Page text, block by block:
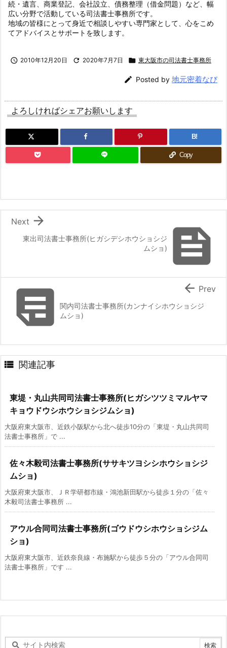
続・遺言、商業登記、会社設立、債務整理（借金問題）など、幅
広い分野で活動している司法書士事務所です。
地域の皆様にとって身近で相談しやすい専門家として、心をこめ
てアドバイスとサポートを致します。
 2010年12月20日  2020年7月7日  東大阪市の司法書士事務所
 Posted by 地元密着なび
よろしければシェアお願いします
B!
Copy

東出司法書士事務所(ヒガシデシホウショシジ
ムショ)

Next
関内司法書士事務所(カンナイシホウショシジ
ムショ)
 Prev
 関連記事
東堤・丸山共同司法書士事務所(ヒガシツツミマルヤマ
キョウドウシホウショシジムショ)
大阪府東大阪市、近鉄小阪駅から北へ徒歩10分の「東堤・丸山共同司
法書士事務所」で ...
佐々木毅司法書士事務所(ササキツヨシシホウショシジ
ムショ)
大阪府東大阪市、ＪＲ学研都市線・鴻池新田駅から徒歩１分の「佐々
木毅司法書士事務所 ...
アウル合同司法書士事務所(ゴウドウシホウショシジム
ショ)
大阪府東大阪市、近鉄奈良線・布施駅から徒歩５分の「アウル合同司
法書士事務所」です ...